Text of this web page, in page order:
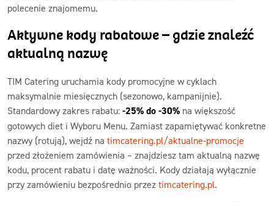
polecenie znajomemu.
Aktywne kody rabatowe – gdzie znaleźć
aktualną nazwę
TIM Catering uruchamia kody promocyjne w cyklach
maksymalnie miesięcznych (sezonowo, kampanijnie).
Standardowy zakres rabatu: -25% do -30% na większość
gotowych diet i Wyboru Menu. Zamiast zapamiętywać konkretne
nazwy (rotują), wejdź na timcatering.pl/aktualne-promocje
przed złożeniem zamówienia – znajdziesz tam aktualną nazwę
kodu, procent rabatu i datę ważności. Kody działają wyłącznie
przy zamówieniu bezpośrednio przez timcatering.pl.